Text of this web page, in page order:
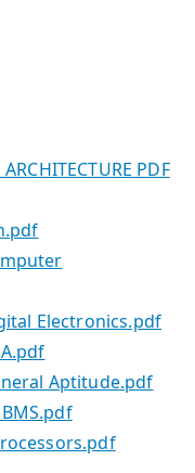
PDF
Electronics.pdf
Aptitude.pdf